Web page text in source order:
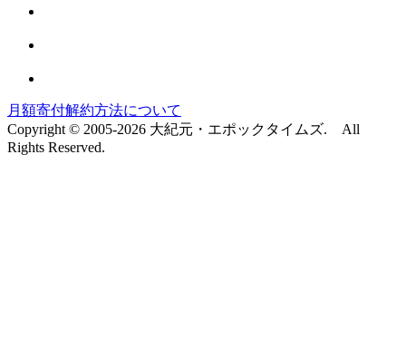
月額寄付解約方法について
Copyright © 2005-2026 大紀元・エポックタイムズ. All
Rights Reserved.